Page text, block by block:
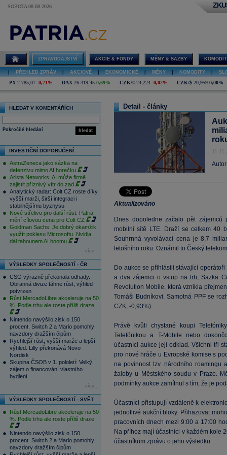
SOBOTA 08.08.2026
ZPRAVODAJSTVÍ AKCIE & FONDY MĚNY & SAZBY
PŘEHLED ZPRÁV AKCIOVÉ EKONOMICKÉ MĚNY KOMODITY
PX 2 785,07 -0,71% DAX 26 319,45 0,69% CZK/€ 24,224 -0,02% CZK/$ 20,959 0,00%
HLEDAT V KOMENTÁŘÍCH
hledat
Pokročilé hledání
INVESTIČNÍ DOPORUČENÍ
AstraZeneca jako sázka na
defenzivu mimo AI horečku
Arista Networks: AI může firmě
zajistit příznivý vítr do zad
Analytický radar: Colt CZ roste díky
vyšší marži, širší integraci i
stabilnějšímu byznysu
Nové střelivo pro další růst. Patria
mění cílovou cenu pro Colt CZ
Goldman Sachs: Je dobrý okamžik
využít poklesu Microsoftu. Nvidia
dál tahounem AI boomu
více...
VÝSLEDKY SPOLEČNOSTÍ - ČR
CSG výrazně překonala odhady.
Obranná divize táhne růst, výhled
potvrzen
Růst MercadoLibre akceleruje na 50
%. Podle trhu ale roste příliš draze
Nintendo navýšilo zisk o 150
procent. Switch 2 a Mario pomohly
navzdory dražším čipům
Rychlejší růst, vyšší marže a lepší
výhled. Lilly překonává Novo
Nordisk
Skupina ČSOB v 1. pololetí: Velký
zájem o financování vlastního
bydlení
více...
VÝSLEDKY SPOLEČNOSTÍ - SVĚT
Růst MercadoLibre akceleruje na 50
%. Podle trhu ale roste příliš draze
Nintendo navýšilo zisk o 150
procent. Switch 2 a Mario pomohly
navzdory dražším čipům
Detail - články
Aktualizováno
Dnes dopoledne začalo pět zájemců
mobilní sítě LTE. Draží se celkem 40
Souhrnná vyvolávací cena je 8,7
letošního roku. Oznámil to Český
Do aukce se přihlásili stávající
a dva zájemci o vstup na trh, Sazka
Revolution Mobile, která vznikla
Tomáši Budníkovi. Samotná PPF se
CZK, -0,93%).
Právě kvůli chystané koupi
Telefónikou a T-Mobile nebo
účastníci aukce její odklad. Všichni tři
pro nové hráče u Evropské komise s
na povinnost tzv. národního roamingu
žaloby u Městského soudu v Praze.
podmínky aukce zamítnul s tím, že je
Účastníci přistupují vzdáleně k
jednotlivé aukční bloky. Přihazovat
pracovních dnech mezi 9:00 a 17:00
Na příhoz mají účastníci v každém kole
účastníkům zprávu o jeho výsledku.